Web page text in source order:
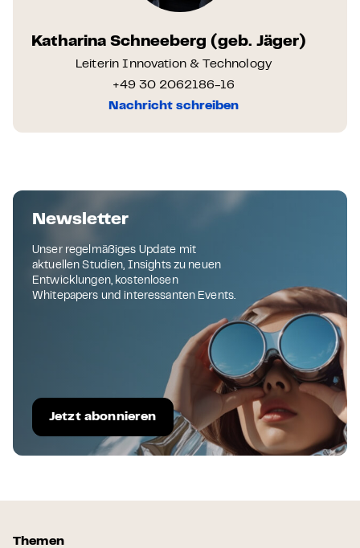
Katharina Schneeberg (geb. Jäger)
Leiterin Innovation & Technology
+49 30 2062186-16
Nachricht schreiben
Newsletter
Unser regelmäßiges Update mit
aktuellen Studien, Insights zu neuen
Entwicklungen, kostenlosen
Whitepapers und interessanten Events.
Jetzt abonnieren
Themen